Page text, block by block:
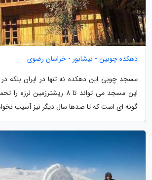
دهکده چوبین - نیشابور - خراسان رضوی
مسجد چوبی این دهکده نه تنها در ایران بلکه
این مسجد می تواند تا 8
گونه ای است که تا صدها سال دیگر نیز آسیب